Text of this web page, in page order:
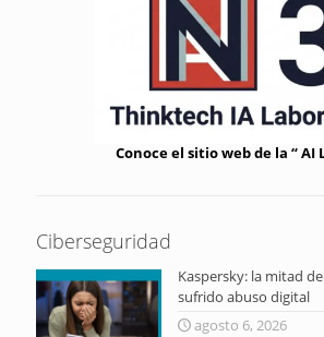
Conoce el sitio web de la “ AI
Ciberseguridad
Kaspersky: la mitad
sufrido abuso digital
agosto 6, 2026